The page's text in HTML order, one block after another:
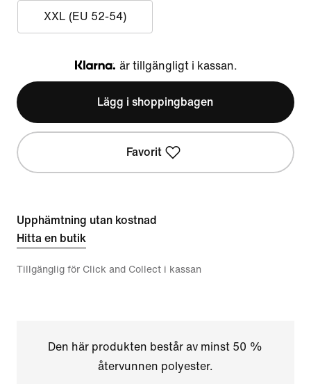
XXL (EU 52-54)
Klarna
är tillgängligt i kassan.
Lägg i shoppingbagen
Favorit
Upphämtning utan kostnad
Hitta en butik
Tillgänglig för Click and Collect i kassan
Den här produkten består av minst 50 %
återvunnen polyester.